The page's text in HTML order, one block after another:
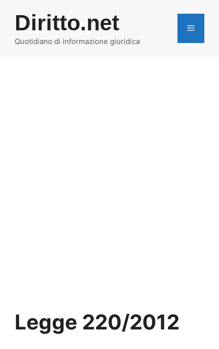
contenuto
Diritto.net
Quotidiano di informazione giuridica
MENU
Legge 220/2012